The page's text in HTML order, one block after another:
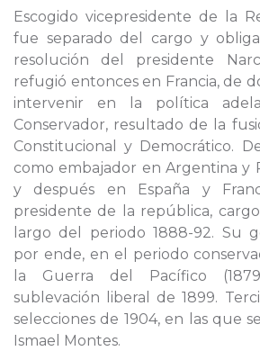
Escogido vicepresidente de la
fue separado del cargo y
resolución del presidente
refugió entonces en Francia, de
intervenir en la política
Conservador, resultado de la
Constitucional y Democrático.
como embajador en Argentina y
y después en España y
presidente de la república,
largo del periodo 1888-92. Su
por ende, en el periodo
la Guerra del Pacífico
sublevación liberal de 1899.
selecciones de 1904, en las que
Ismael Montes.